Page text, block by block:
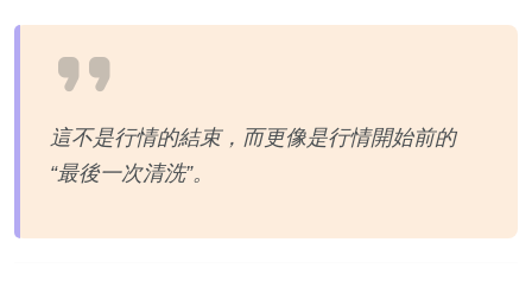
這不是行情的結束，而更像是行情開始前的
“最後一次清洗”。